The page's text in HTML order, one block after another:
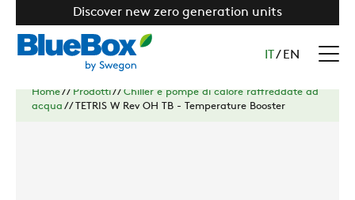
Discover new zero generation units
/ EN
Home// Prodotti// Chiller e pompe di calore raffreddate ad
acqua //TETRIS W Rev OH TB - Temperature Booster